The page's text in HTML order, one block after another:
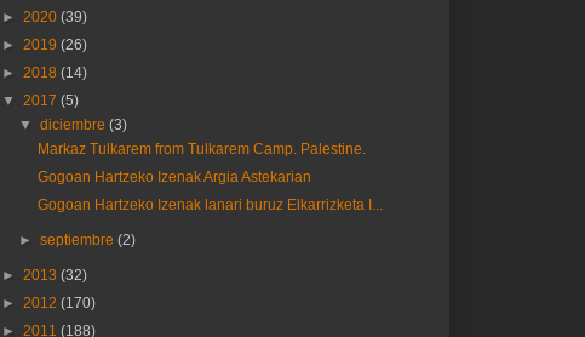
► 2020 (39)
► 2019 (26)
► 2018 (14)
▼ 2017 (5)
▼diciembre(3)
Markaz Tulkarem from Tulkarem Camp. Palestine.
Gogoan Hartzeko Izenak Argia Astekarian
Gogoan Hartzeko Izenak lanari buruz Elkarrizketa I...
►septiembre(2)
► 2013 (32)
► 2012 (170)
► 2011 (188)